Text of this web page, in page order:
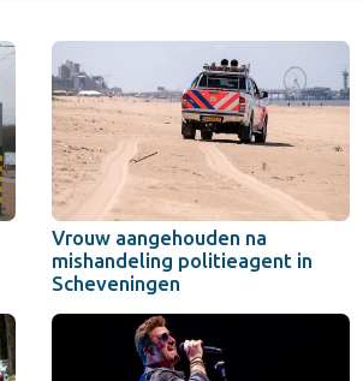
Vrouw aangehouden na
mishandeling politieagent in
Scheveningen